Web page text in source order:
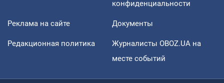
конфиденциальности
Реклама на сайте Документы
Редакционная политика
Журналисты OBOZ.UA на
месте событий